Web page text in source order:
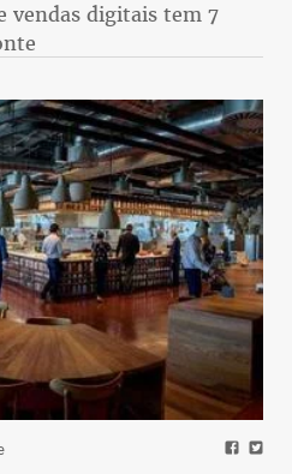
vendas digitais tem 7